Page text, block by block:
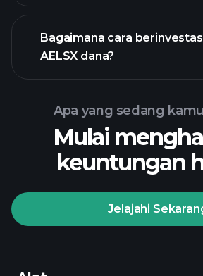
Bagaimana cara
AELSX dana?
Playtrade
Apa yang sedang
Mulai
keuntungan
Jelajahi